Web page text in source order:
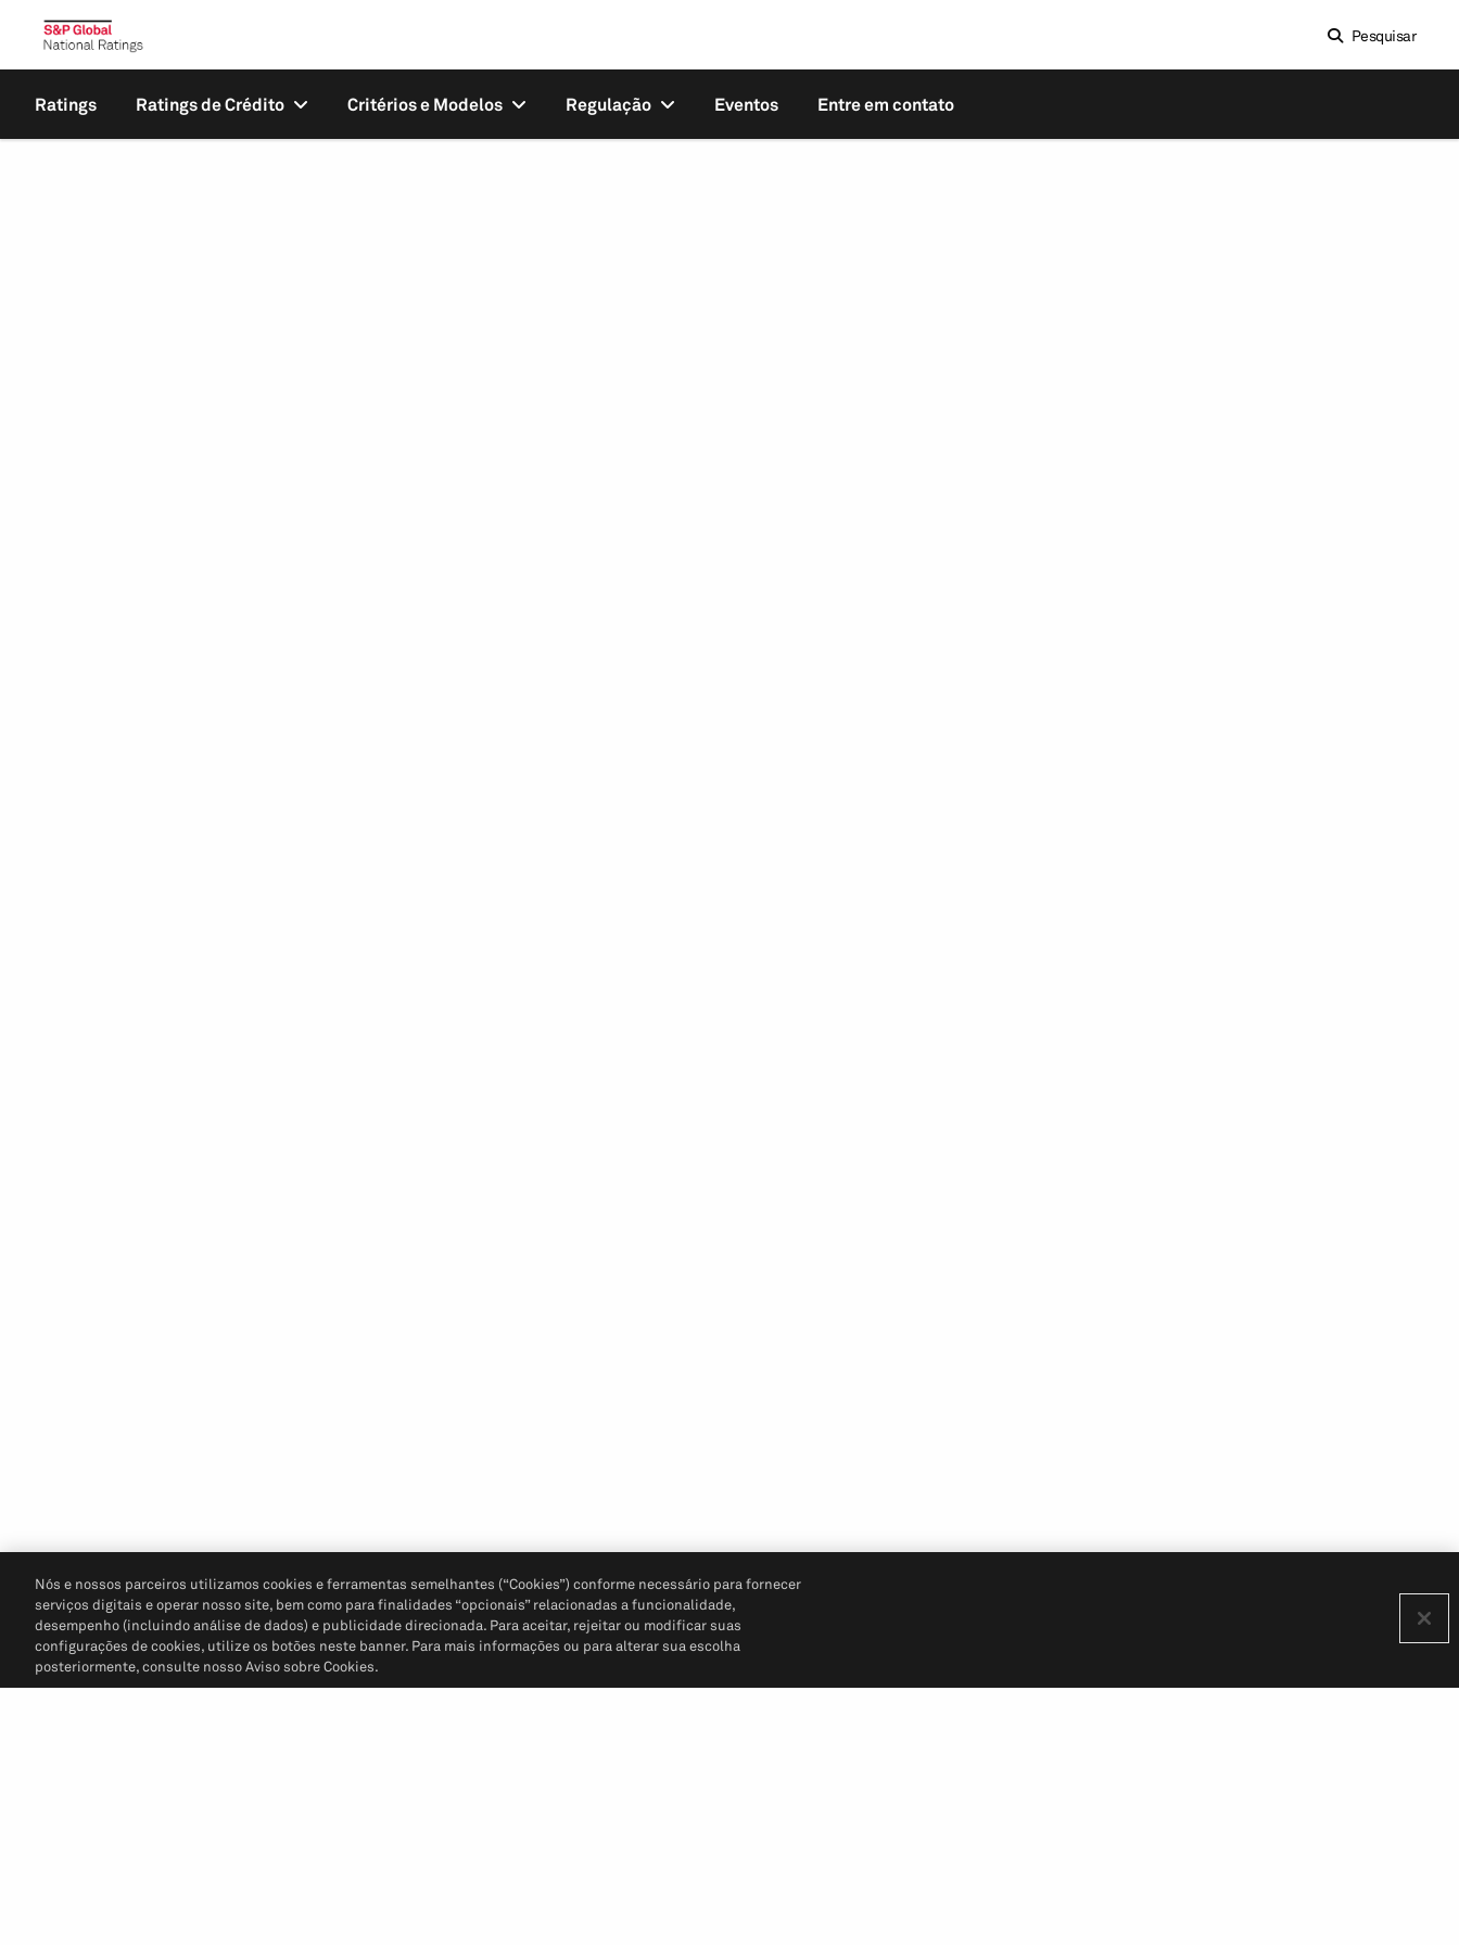
Pesquisar
Ratings Ratings de Crédito Critérios e Modelos Regulação Eventos Entre em contato
Nós e nossos parceiros utilizamos cookies e ferramentas semelhantes (“Cookies”) conforme necessário para fornecer
serviços digitais e operar nosso site, bem como para finalidades “opcionais” relacionadas a funcionalidade,
desempenho (incluindo análise de dados) e publicidade direcionada. Para aceitar, rejeitar ou modificar suas
configurações de cookies, utilize os botões neste banner. Para mais informações ou para alterar sua escolha
posteriormente, consulte nosso Aviso sobre Cookies.